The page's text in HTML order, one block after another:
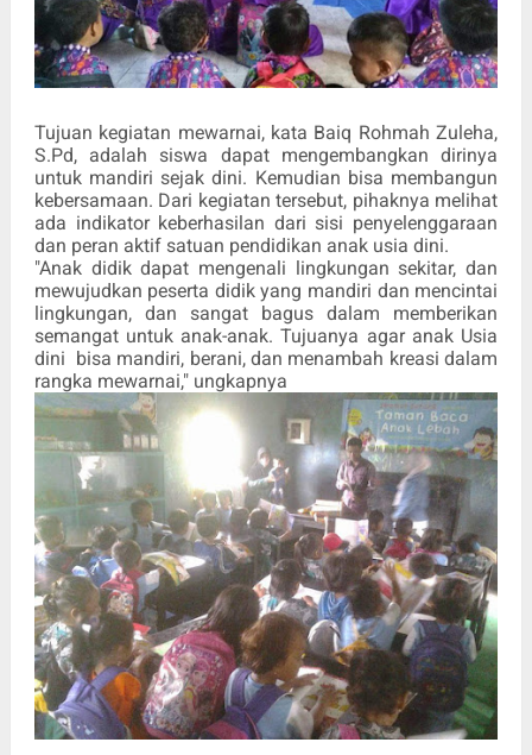
Tujuan kegiatan mewarnai, kata Baiq Rohmah Zuleha,
S.Pd, adalah siswa dapat mengembangkan dirinya
untuk mandiri sejak dini. Kemudian bisa membangun
kebersamaan. Dari kegiatan tersebut, pihaknya melihat
ada indikator keberhasilan dari sisi penyelenggaraan
dan peran aktif satuan pendidikan anak usia dini.
"Anak didik dapat mengenali lingkungan sekitar, dan
mewujudkan peserta didik yang mandiri dan mencintai
lingkungan, dan sangat bagus dalam memberikan
semangat untuk anak-anak. Tujuanya agar anak Usia
dini bisa mandiri, berani, dan menambah kreasi dalam
rangka mewarnai," ungkapnya